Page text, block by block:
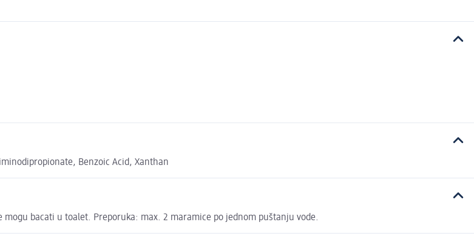
Benzoic Acid, Xanthan
bacati u toalet. Preporuka: max. 2 maramice po jednom puštanju vode.